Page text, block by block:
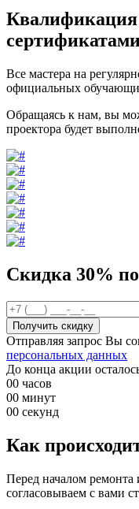
Квалификация
Все мастера на
официальных
Обращаясь к нам, вы
проектора будет
Скидка 30%
Отправляя запрос Вы
персональных данных
До конца акции
00 часов
00 минут
00 секунд
Как
Перед началом
согласовываем с вами